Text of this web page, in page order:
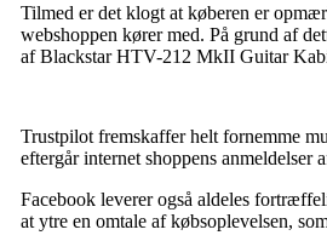
Tilmed er det klogt at køberen er
webshoppen kører med. På grund af
af Blackstar HTV-212 MkII Guitar
Trustpilot fremskaffer helt fornemme
eftergår internet shoppens
Facebook leverer også aldeles
at ytre en omtale af købsoplevelsen,